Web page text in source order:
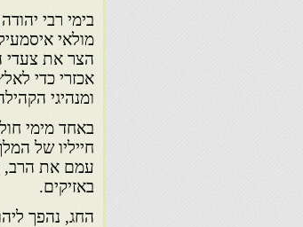
בימי רבי
מולאי
הצר את צעדי
אכזרי כדי
ומנהיגי
באחד מימי
חייליו של
עמם את הרב,
באזיקים.
החג, נהפך